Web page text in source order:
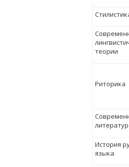
теории
Риторика
История
языка